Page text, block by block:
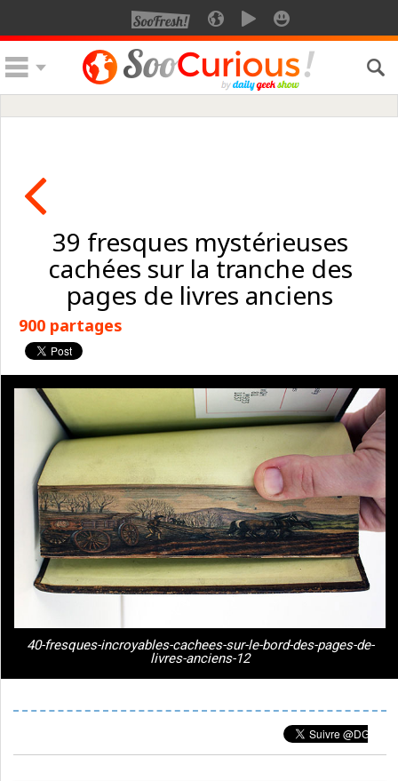
39 fresques mystérieuses
cachées sur la tranche des
pages de livres anciens
900 partages
40-fresques-incroyables-cachees-sur-le-bord-des-pages-de-
livres-anciens-12